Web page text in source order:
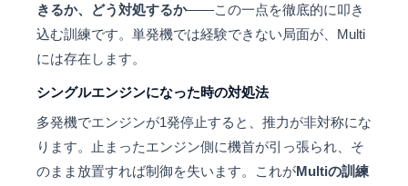
きるか、どう対処するか——この一点を徹底的に叩き
込む訓練です。単発機では経験できない局面が、Multi
には存在します。
シングルエンジンになった時の対処法
多発機でエンジンが1発停止すると、推力が非対称にな
ります。止まったエンジン側に機首が引っ張られ、そ
のまま放置すれば制御を失います。これがMultiの訓練